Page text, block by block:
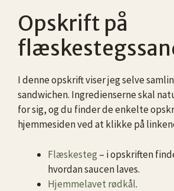
Opskrift på
I denne opskrift viser jeg selve
sandwichen. Ingredienserne skal
for sig, og du finder de enkelte
hjemmesiden ved at klikke på
Flæskesteg – i opskriften
hvordan saucen laves.
Hjemmelavet rødkål.